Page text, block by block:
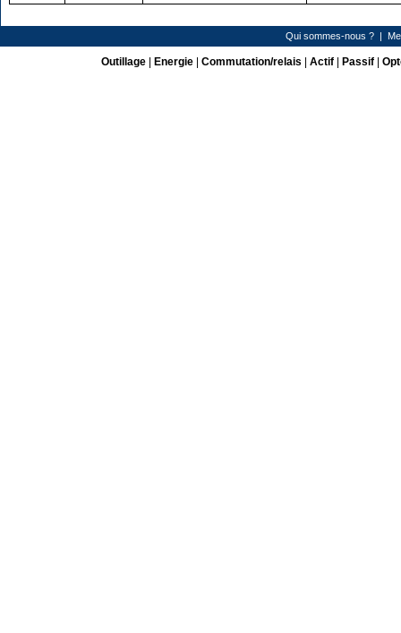
Qui sommes-nous ? |
Outillage| Energie| Commutation/relais Actif| Passif|